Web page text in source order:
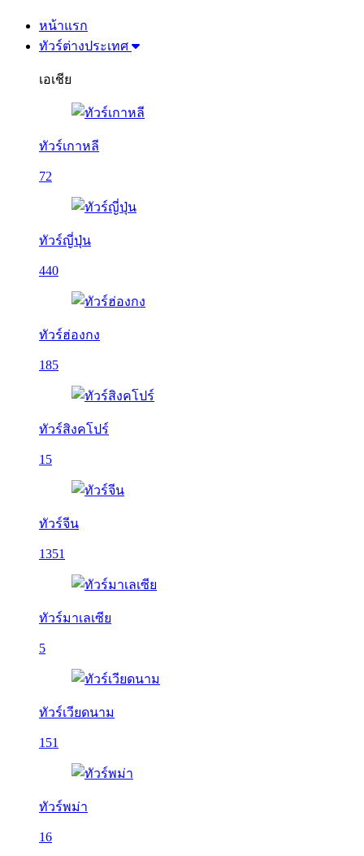
หน้าแรก
ทัวร์ต่างประเทศ
เอเชีย
ทัวร์เกาหลี
72
ทัวร์ญี่ปุ่น
440
ทัวร์ฮ่องกง
185
ทัวร์สิงคโปร์
15
ทัวร์จีน
1351
ทัวร์มาเลเซีย
5
ทัวร์เวียดนาม
151
ทัวร์พม่า
16